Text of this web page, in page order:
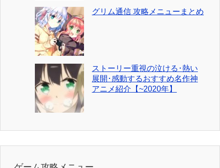
グリム通信 攻略メニューまとめ
ストーリー重視の泣ける･熱い
展開･感動するおすすめ名作神
アニメ紹介【~2020年】